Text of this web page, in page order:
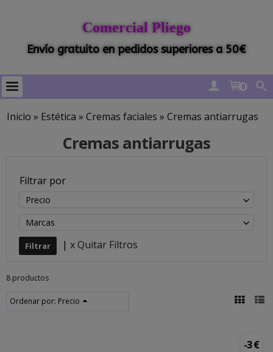
Comercial Pliego
Envío gratuito en pedidos superiores a 50€
0
Inicio » Estética » Cremas faciales » Cremas antiarrugas
Cremas antiarrugas
Filtrar por
Precio
Marcas
| x Quitar Filtros
8 productos
Ordenar por: Precio
-3 €